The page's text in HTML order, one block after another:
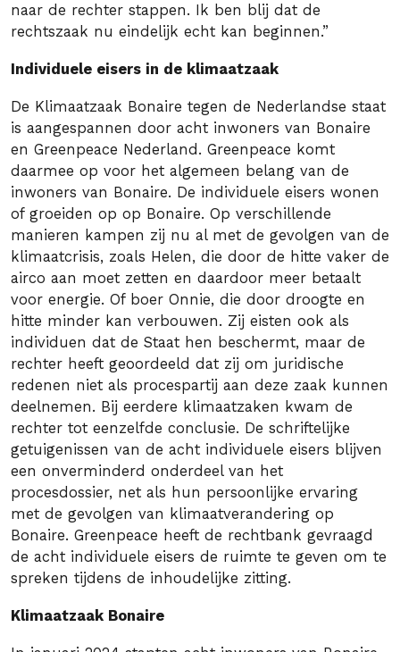
naar de rechter stappen. Ik ben blij dat de
rechtszaak nu eindelijk echt kan beginnen.”
Individuele eisers in de klimaatzaak
De Klimaatzaak Bonaire tegen de Nederlandse staat
is aangespannen door acht inwoners van Bonaire
en Greenpeace Nederland. Greenpeace komt
daarmee op voor het algemeen belang van de
inwoners van Bonaire. De individuele eisers wonen
of groeiden op op Bonaire. Op verschillende
manieren kampen zij nu al met de gevolgen van de
klimaatcrisis, zoals Helen, die door de hitte vaker de
airco aan moet zetten en daardoor meer betaalt
voor energie. Of boer Onnie, die door droogte en
hitte minder kan verbouwen. Zij eisten ook als
individuen dat de Staat hen beschermt, maar de
rechter heeft geoordeeld dat zij om juridische
redenen niet als procespartij aan deze zaak kunnen
deelnemen. Bij eerdere klimaatzaken kwam de
rechter tot eenzelfde conclusie. De schriftelijke
getuigenissen van de acht individuele eisers blijven
een onverminderd onderdeel van het
procesdossier, net als hun persoonlijke ervaring
met de gevolgen van klimaatverandering op
Bonaire. Greenpeace heeft de rechtbank gevraagd
de acht individuele eisers de ruimte te geven om te
spreken tijdens de inhoudelijke zitting.
Klimaatzaak Bonaire